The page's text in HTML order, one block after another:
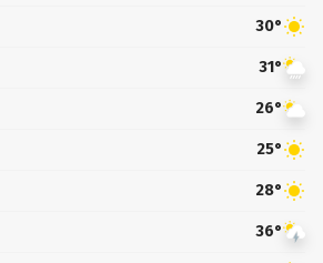
30°
31°
26°
25°
28°
36°